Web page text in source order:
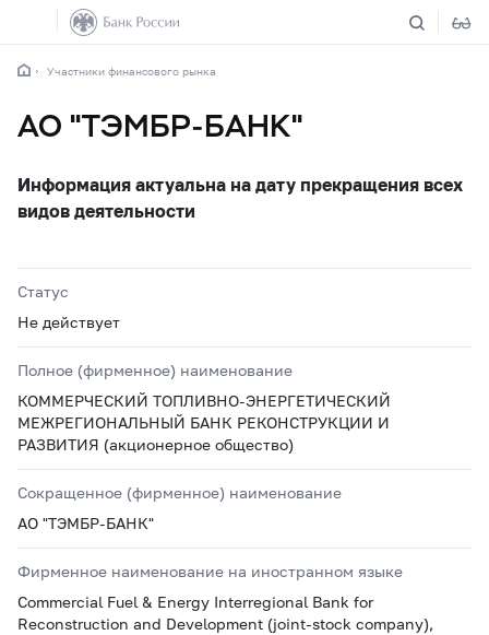
Участники финансового рынка
АО "ТЭМБР-БАНК"
Информация актуальна на дату прекращения всех
видов деятельности
Статус
Не действует
Полное (фирменное) наименование
КОММЕРЧЕСКИЙ ТОПЛИВНО-ЭНЕРГЕТИЧЕСКИЙ
МЕЖРЕГИОНАЛЬНЫЙ БАНК РЕКОНСТРУКЦИИ И
РАЗВИТИЯ (акционерное общество)
Сокращенное (фирменное) наименование
АО "ТЭМБР-БАНК"
Фирменное наименование на иностранном языке
Commercial Fuel & Energy Interregional Bank for
Reconstruction and Development (joint-stock company),